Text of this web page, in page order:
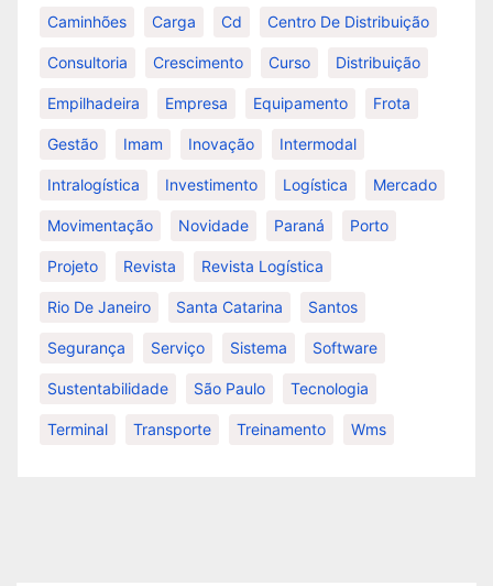
Caminhões Carga Cd Centro De Distribuição
Consultoria Crescimento Curso Distribuição
Empilhadeira Empresa Equipamento Frota
Gestão Imam Inovação Intermodal
Intralogística Investimento Logística Mercado
Movimentação Novidade Paraná Porto
Projeto Revista Revista Logística
Rio De Janeiro Santa Catarina Santos
Segurança Serviço Sistema Software
Sustentabilidade São Paulo Tecnologia
Terminal Transporte Treinamento Wms